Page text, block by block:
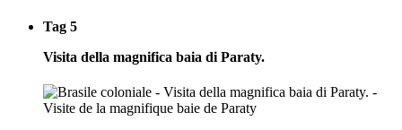
Tag 5
Visita della magnifica baia di Paraty.